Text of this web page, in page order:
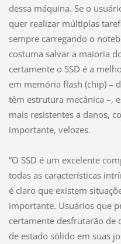
dessa máquina. Se o
quer realizar múltiplas
sempre carregando o
costuma salvar a maioria
certamente o SSD é a
em memória flash (chip) –
têm estrutura mecânica –,
mais resistentes a danos,
importante, velozes.
“O SSD é um excelente
todas as características
é claro que existem
importante. Usuários que
certamente desfrutarão de
de estado sólido em suas